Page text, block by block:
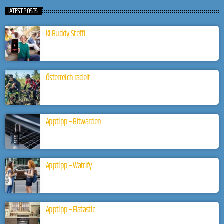
LATEST POSTS
KI Buddy Steffi
Österreich radelt
Apptipp – Bitwarden
Apptipp – Watrify
Apptipp – Flatastic